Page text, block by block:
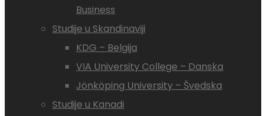
Business
Studije u Skandinaviji
KDG – Belgija
VIA University College – Danska
Jönköping University – Švedska
Studije u Kanadi